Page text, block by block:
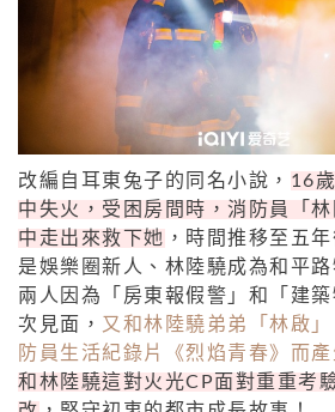
改編自耳東兔子的同名小說， 16
中失火，受困房間時，消防員「
中走出來救下她 ，時間推移至五
是娛樂圈新人、林陸驍成為和平路
兩人因為「房東報假警」和「建
次見面， 又和林陸驍弟弟「林啟
防員生活紀錄片《烈焰青春》而產
和林陸驍這對火光CP面對重重考